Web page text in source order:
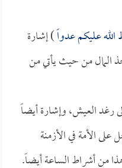
عليكم عدواً) إشارة
المال من حيث يأتي من
رغد العيش، وإشارة أيضاً
الأمة في الأزمنة
من أشراط الساعة أيضاً.